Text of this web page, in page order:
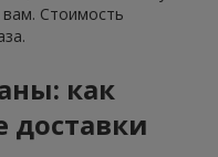
Стоимость
как
доставки